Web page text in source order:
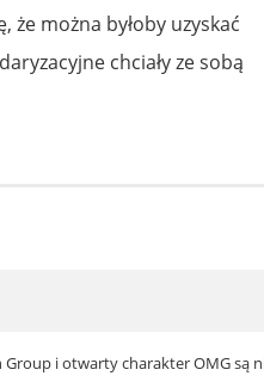
można byłoby uzyskać
chciały ze sobą
Group i otwarty charakter OMG są